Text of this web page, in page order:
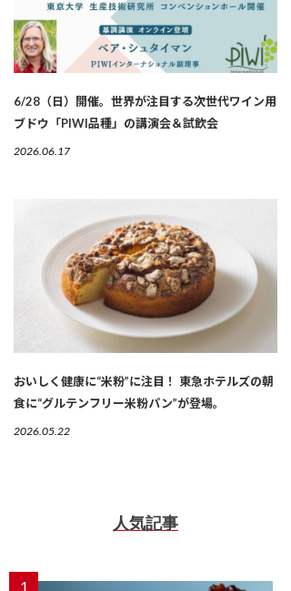
6/28（日）開催。世界が注目する次世代ワイン用
ブドウ「PIWI品種」の講演会＆試飲会
2026.06.17
おいしく健康に“米粉”に注目！ 東急ホテルズの朝
食に“グルテンフリー米粉パン”が登場。
2026.05.22
人気記事
1